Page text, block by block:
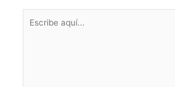
aquí...